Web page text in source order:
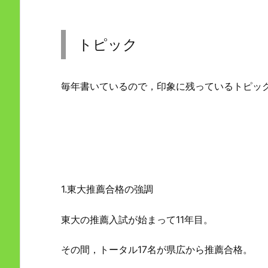
トピック
毎年書いているので，印象に残っているトピッ
1.東大推薦合格の強調
東大の推薦入試が始まって11年目。
その間，トータル17名が県広から推薦合格。